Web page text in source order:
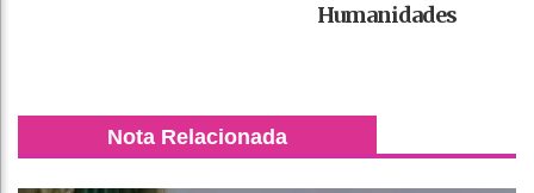
Humanidades
Nota Relacionada